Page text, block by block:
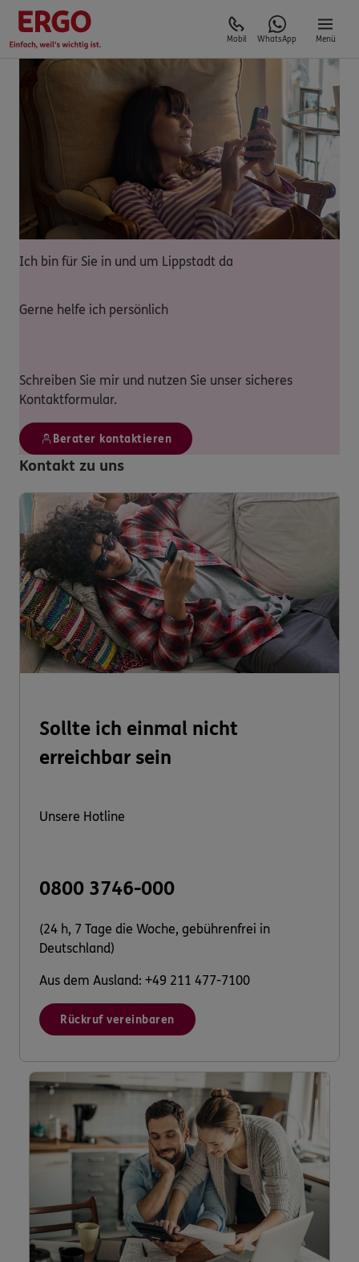
Mobil WhatsApp Menü
Ich bin für Sie in und um Lippstadt da
Gerne helfe ich persönlich
Schreiben Sie mir und nutzen Sie unser sicheres
Kontaktformular.
Berater kontaktieren
Kontakt zu uns
Sollte ich einmal nicht
erreichbar sein
Unsere Hotline
0800 3746-000
(24 h, 7 Tage die Woche, gebührenfrei in
Deutschland)
Aus dem Ausland: +49 211 477-7100
Rückruf vereinbaren